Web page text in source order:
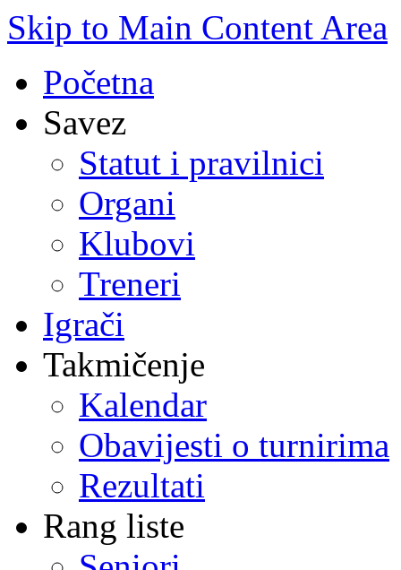
Skip to Main Content Area
Početna
Savez
Statut i pravilnici
Organi
Klubovi
Treneri
Igrači
Takmičenje
Kalendar
Obavijesti o turnirima
Rezultati
Rang liste